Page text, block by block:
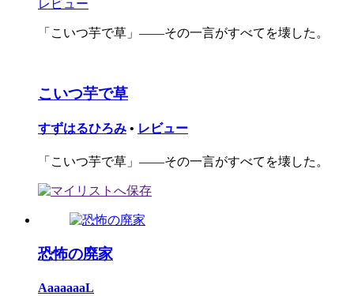
レビュー
「こいつ芋で草」――その一言がすべてを壊した。
こいつ芋で草
すずはるひろみ • レビュー
「こいつ芋で草」――その一言がすべてを壊した。
恐怖の廃家
AaaaaaaL